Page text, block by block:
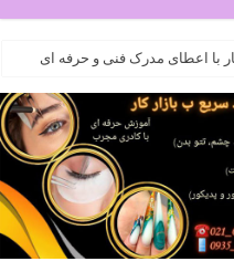
با اعطای مدرک فنی و حرفه ای